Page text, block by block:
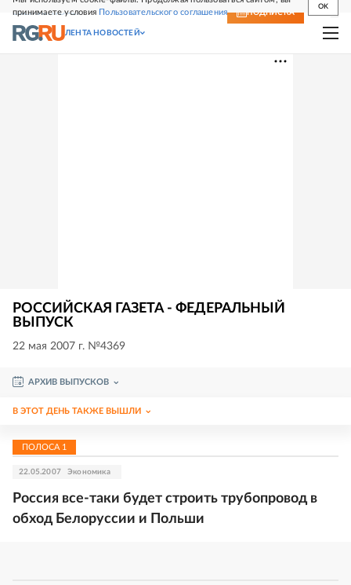
принимаете условия Пользовательского соглашения
OK
СВЕЖИЙ НОМЕР ПОДПИСКА
ЛЕНТА НОВОСТЕЙ
РОССИЙСКАЯ ГАЗЕТА - ФЕДЕРАЛЬНЫЙ
ВЫПУСК
22 мая 2007 г. №4369
АРХИВ ВЫПУСКОВ
В ЭТОТ ДЕНЬ ТАКЖЕ ВЫШЛИ
ПОЛОСА 1
22.05.2007 Экономика
Россия все-таки будет строить трубопровод в
обход Белоруссии и Польши